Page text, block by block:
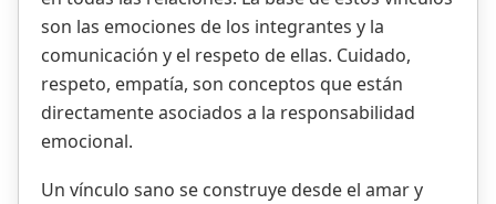
son las emociones de los integrantes y la
comunicación y el respeto de ellas. Cuidado,
respeto, empatía, son conceptos que están
directamente asociados a la responsabilidad
emocional.
Un vínculo sano se construye desde el amar y